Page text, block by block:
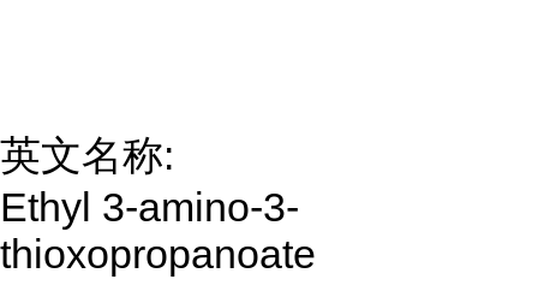
英文名称:
Ethyl 3-amino-3-
thioxopropanoate